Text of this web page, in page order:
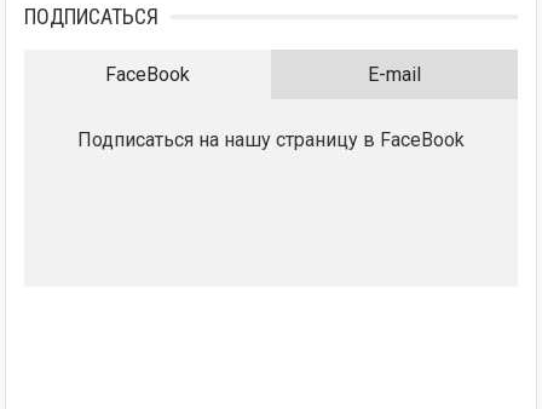
ПОДПИСАТЬСЯ
FaceBook E-mail
Подписаться на нашу страницу в FaceBook